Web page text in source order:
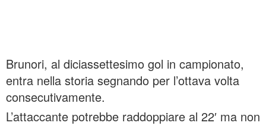
Brunori, al diciassettesimo gol in campionato,
entra nella storia segnando per l’ottava volta
consecutivamente.
L’attaccante potrebbe raddoppiare al 22′ ma non